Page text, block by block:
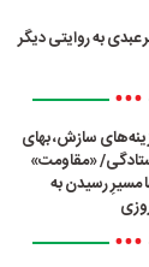
عبدی به روایتی دیگر
•••
سازش، بهای
«مقاومت»
مسیرِ رسیدن به
•••